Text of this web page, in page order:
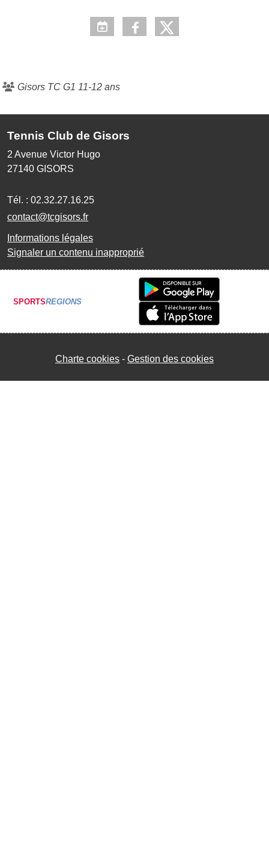
Gisors TC G1 11-12 ans
Tennis Club de Gisors
2 Avenue Victor Hugo
27140 GISORS
Tél. : 02.32.27.16.25
contact@tcgisors.fr
Informations légales
Signaler un contenu inapproprié
SPORTSREGIONS
Charte cookies Gestion des cookies